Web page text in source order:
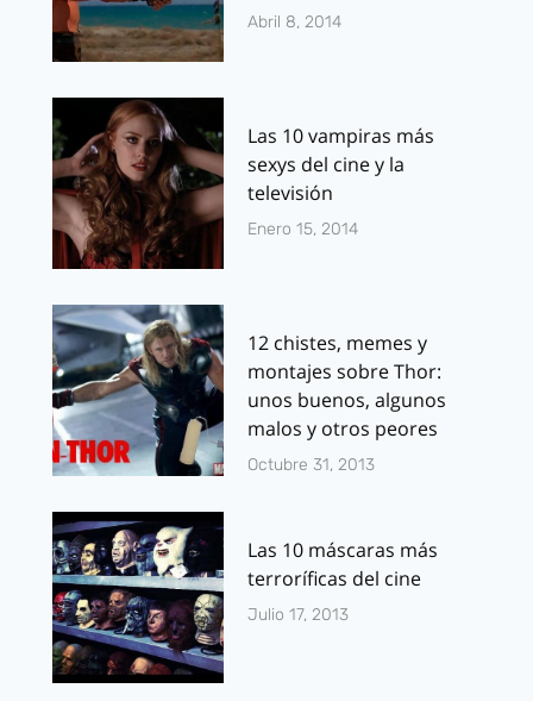
Abril 8, 2014
Las 10 vampiras más
sexys del cine y la
televisión
Enero 15, 2014
12 chistes, memes y
montajes sobre Thor:
unos buenos, algunos
malos y otros peores
Octubre 31, 2013
Las 10 máscaras más
terroríficas del cine
Julio 17, 2013